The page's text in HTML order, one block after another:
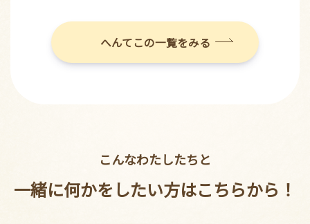
へんてこの一覧をみる
こんなわたしたちと
一緒に何かをしたい方はこちらから！